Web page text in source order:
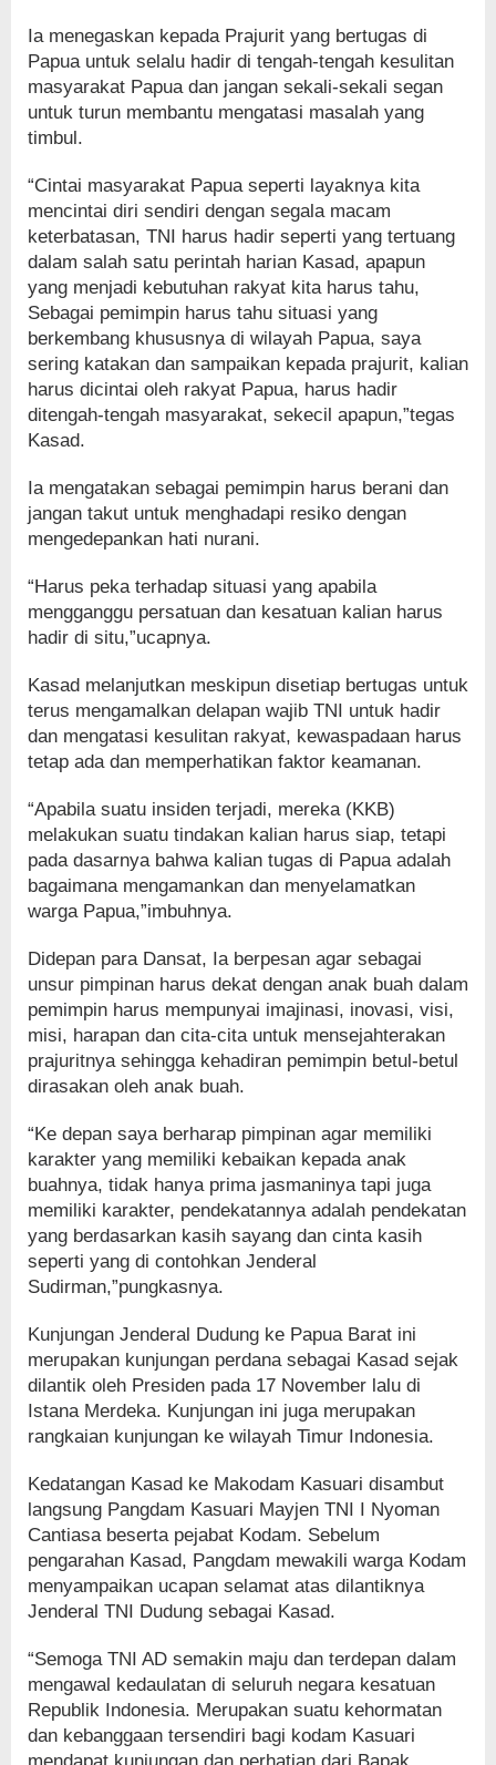
Ia menegaskan kepada Prajurit yang bertugas di
Papua untuk selalu hadir di tengah-tengah kesulitan
masyarakat Papua dan jangan sekali-sekali segan
untuk turun membantu mengatasi masalah yang
timbul.
“Cintai masyarakat Papua seperti layaknya kita
mencintai diri sendiri dengan segala macam
keterbatasan, TNI harus hadir seperti yang tertuang
dalam salah satu perintah harian Kasad, apapun
yang menjadi kebutuhan rakyat kita harus tahu,
Sebagai pemimpin harus tahu situasi yang
berkembang khususnya di wilayah Papua, saya
sering katakan dan sampaikan kepada prajurit, kalian
harus dicintai oleh rakyat Papua, harus hadir
ditengah-tengah masyarakat, sekecil apapun,”tegas
Kasad.
Ia mengatakan sebagai pemimpin harus berani dan
jangan takut untuk menghadapi resiko dengan
mengedepankan hati nurani.
“Harus peka terhadap situasi yang apabila
mengganggu persatuan dan kesatuan kalian harus
hadir di situ,”ucapnya.
Kasad melanjutkan meskipun disetiap bertugas untuk
terus mengamalkan delapan wajib TNI untuk hadir
dan mengatasi kesulitan rakyat, kewaspadaan harus
tetap ada dan memperhatikan faktor keamanan.
“Apabila suatu insiden terjadi, mereka (KKB)
melakukan suatu tindakan kalian harus siap, tetapi
pada dasarnya bahwa kalian tugas di Papua adalah
bagaimana mengamankan dan menyelamatkan
warga Papua,”imbuhnya.
Didepan para Dansat, Ia berpesan agar sebagai
unsur pimpinan harus dekat dengan anak buah dalam
pemimpin harus mempunyai imajinasi, inovasi, visi,
misi, harapan dan cita-cita untuk mensejahterakan
prajuritnya sehingga kehadiran pemimpin betul-betul
dirasakan oleh anak buah.
“Ke depan saya berharap pimpinan agar memiliki
karakter yang memiliki kebaikan kepada anak
buahnya, tidak hanya prima jasmaninya tapi juga
memiliki karakter, pendekatannya adalah pendekatan
yang berdasarkan kasih sayang dan cinta kasih
seperti yang di contohkan Jenderal
Sudirman,”pungkasnya.
Kunjungan Jenderal Dudung ke Papua Barat ini
merupakan kunjungan perdana sebagai Kasad sejak
dilantik oleh Presiden pada 17 November lalu di
Istana Merdeka. Kunjungan ini juga merupakan
rangkaian kunjungan ke wilayah Timur Indonesia.
Kedatangan Kasad ke Makodam Kasuari disambut
langsung Pangdam Kasuari Mayjen TNI I Nyoman
Cantiasa beserta pejabat Kodam. Sebelum
pengarahan Kasad, Pangdam mewakili warga Kodam
menyampaikan ucapan selamat atas dilantiknya
Jenderal TNI Dudung sebagai Kasad.
“Semoga TNI AD semakin maju dan terdepan dalam
mengawal kedaulatan di seluruh negara kesatuan
Republik Indonesia. Merupakan suatu kehormatan
dan kebanggaan tersendiri bagi kodam Kasuari